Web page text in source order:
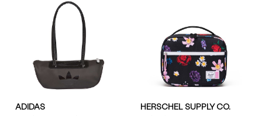
ADIDAS HERSCHEL SUPPLY CO.